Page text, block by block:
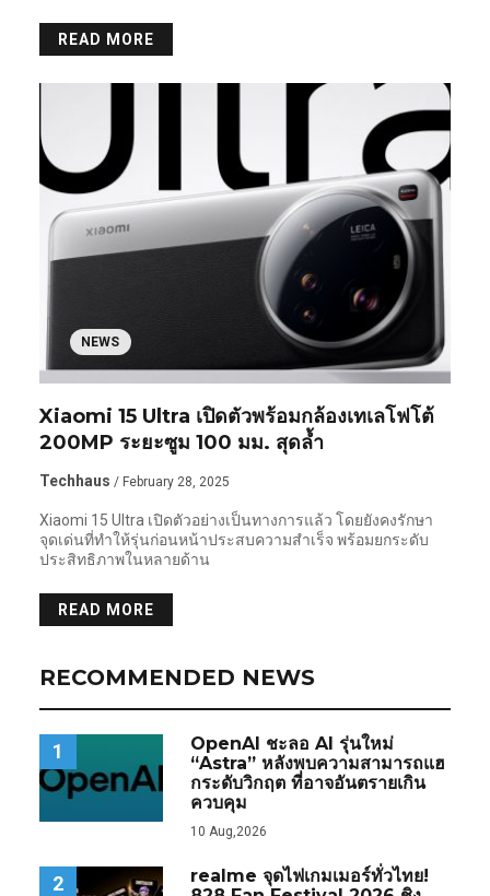
READ MORE
NEWS
Xiaomi 15 Ultra เปิดตัวพร้อมกล้องเทเลโฟโต้
200MP ระยะซูม 100 มม. สุดล้ำ
Techhaus / February 28, 2025
Xiaomi 15 Ultra เปิดตัวอย่างเป็นทางการแล้ว โดยยังคงรักษา
จุดเด่นที่ทำให้รุ่นก่อนหน้าประสบความสำเร็จ พร้อมยกระดับ
ประสิทธิภาพในหลายด้าน
READ MORE
RECOMMENDED NEWS
1
OpenAI ชะลอ AI รุ่นใหม่
“Astra” หลังพบความสามารถแฮ
กระดับวิกฤต ที่อาจอันตรายเกิน
ควบคุม
10 Aug,2026
2
realme จุดไฟเกมเมอร์ทั่วไทย!